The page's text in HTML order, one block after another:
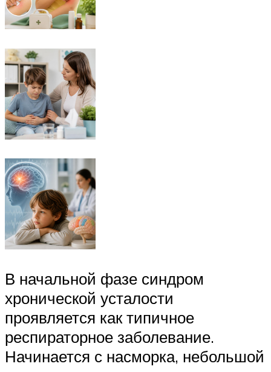
В начальной фазе синдром
хронической усталости
проявляется как типичное
респираторное заболевание.
Начинается с насморка, небольшой